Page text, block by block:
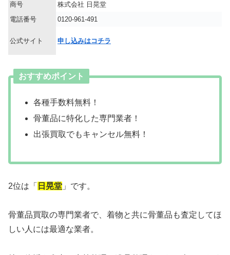
商号
株式会社 日晃堂
電話番号
0120-961-491
公式サイト 申し込みはコチラ
おすすめポイント
各種手数料無料！
骨董品に特化した専門業者！
出張買取でもキャンセル無料！
2位は「 日晃堂 」です。
骨董品買取の専門業者で、着物と共に骨董品も査定してほ
しい人には最適な業者。